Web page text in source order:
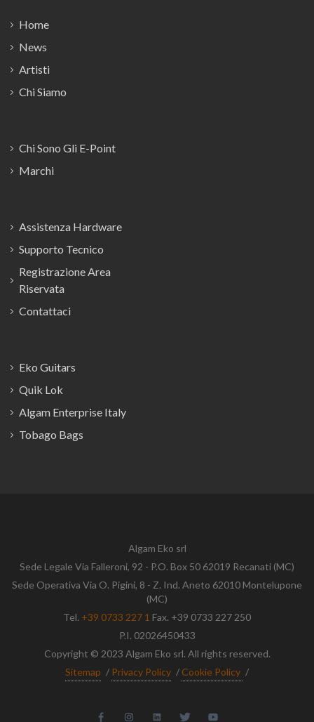
Home
News
Artisti
Chi Siamo
Chi Sono Gli E-Point
Marchi
Assistenza Hardware
Supporto Tecnico
Registrazione Area
Riservata
Contattaci
Eko Guitars
Quik Lok
Algam Enterprise Italy
Tobago Bags
Algam Eko srl
Sede Legale Via Falleroni, 92 - P.O. Box 50 62019 Recanati (MC)
Sede Operativa Via O. Pigini, 8 - Z. Ind. Aneto 62010 Montelupone
(MC)
Tel. +39 0733 227 1 Fax. +39 0733 227 250
P.I. 02026450433
Copyright © 2023 Algam Eko srl. All rights reserved.
Sitemap / Privacy Policy / Cookie Policy /